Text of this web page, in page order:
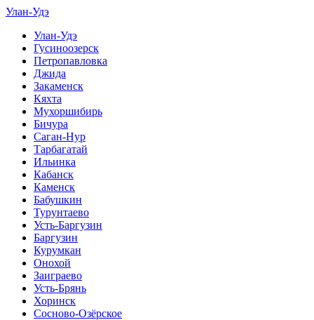
Улан-Удэ
Улан-Удэ
Гусиноозерск
Петропавловка
Джида
Закаменск
Кяхта
Мухоршибирь
Бичура
Саган-Нур
Тарбагатай
Ильинка
Кабанск
Каменск
Бабушкин
Турунтаево
Усть-Баргузин
Баргузин
Курумкан
Онохой
Заиграево
Усть-Брянь
Хоринск
Сосново-Озёрское